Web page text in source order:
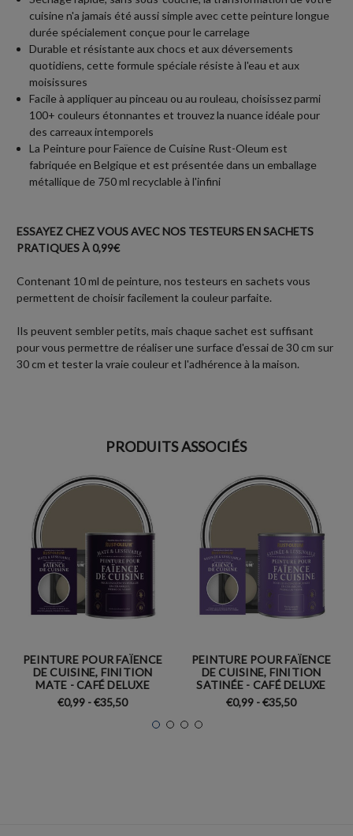
cuisine n'a jamais été aussi simple avec cette peinture longue
durée spécialement conçue pour le carrelage
Durable et résistante aux chocs et aux déversements
quotidiens, cette formule spéciale résiste à l'eau et aux
moisissures
Facile à appliquer au pinceau ou au rouleau, choisissez parmi
100+ couleurs étonnantes et trouvez la nuance idéale pour
des carreaux intemporels
La Peinture pour Faïence de Cuisine Rust-Oleum est
fabriquée en Belgique et est présentée dans un emballage
métallique de 750 ml recyclable à l'infini
ESSAYEZ CHEZ VOUS AVEC NOS TESTEURS EN SACHETS
PRATIQUES À 0,99€
Contenant 10 ml de peinture, nos testeurs en sachets vous
permettent de choisir facilement la couleur parfaite.
Ils peuvent sembler petits, mais chaque sachet est suffisant
pour vous permettre de réaliser une surface d'essai de 30 cm sur
30 cm et tester la vraie couleur et l'adhérence à la maison.
PRODUITS ASSOCIÉS
PEINTURE POUR FAÏENCE
DE CUISINE, FINITION
MATE - CAFÉ DELUXE
€0,99 - €35,50
PEINTURE POUR FAÏENCE
DE CUISINE, FINITION
SATINÉE - CAFÉ DELUXE
€0,99 - €35,50